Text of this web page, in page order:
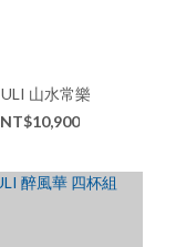
LIULI 山水常樂
NT$10,900